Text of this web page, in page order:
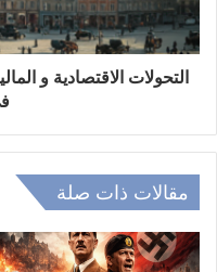
التحولات الاقتصادية و
مقالات ذات صلة